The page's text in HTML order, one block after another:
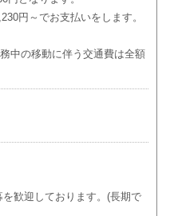
円～でお支払いをします。
中の移動に伴う交通費は全額
歓迎しております。(長期で